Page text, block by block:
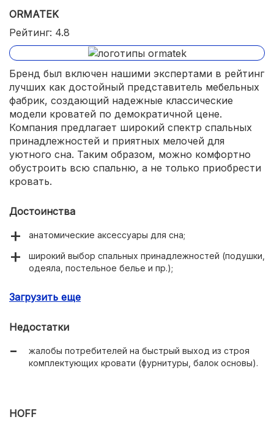
ОRMATEK
Рейтинг: 4.8
Бренд был включен нашими экспертами в рейтинг
лучших как достойный представитель мебельных
фабрик, создающий надежные классические
модели кроватей по демократичной цене.
Компания предлагает широкий спектр спальных
принадлежностей и приятных мелочей для
уютного сна. Таким образом, можно комфортно
обустроить всю спальню, а не только приобрести
кровать.
Достоинства
анатомические аксессуары для сна;
широкий выбор спальных принадлежностей (подушки,
одеяла, постельное белье и пр.);
Загрузить еще
Недостатки
жалобы потребителей на быстрый выход из строя
комплектующих кровати (фурнитуры, балок основы).
HOFF